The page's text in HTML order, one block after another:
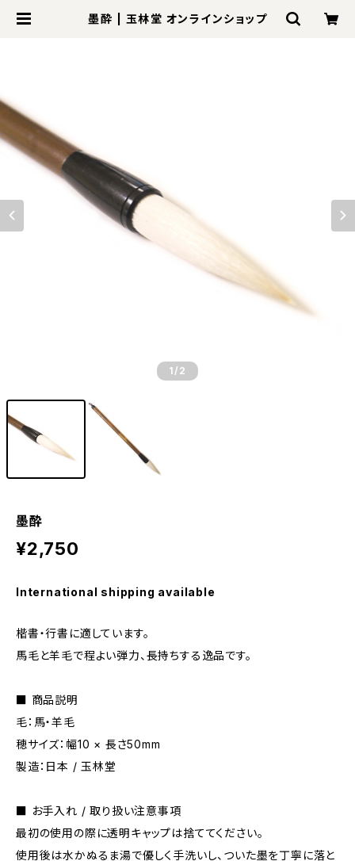
墨酔 | 玉林堂 オンラインショップ
1 /2
墨酔
¥2,750
International shipping available
楷書・行書に適しています。
馬毛と羊毛で程よい弾力、長持ちする逸品です。
■ 商品説明
毛：馬・羊毛
穂サイズ：幅10 × 長さ50mm
製造：日本 / 玉林堂
■ お手入れ / 取り扱い注意事項
最初の使用の際に透明キャップは捨ててください。
使用後は水かぬるま湯で優しく手洗いし、ついた墨を丁寧に落と